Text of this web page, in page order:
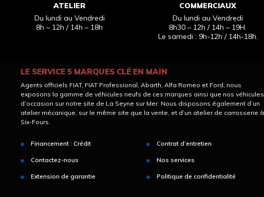
ATELIER
Du lundi au Vendredi
8h – 12h / 14h – 18h
COMMERCIAUX
Du lundi au Vendredi
8h30 – 12h / 14h – 19H.
Le samedi : 9h-12h / 14h-18h.
LE SERVICE 5 MARQUES CLÉ EN MAIN
Agents officiels FIAT, FIAT Professional, Abarth, Alfa Romeo et Ford, nous
exposons la gamme de véhicules neufs de ces marques ainsi que nos véhicules
d’occasion sur notre site de La Seyne sur Mer. Nous disposons également d’un
atelier mécanique, sur le même site que la vente, et d’un atelier de carrosserie à
Six-Fours.
Financement : Crédit Contrat d’entretien
Contactez-nous Nos services
Extension de garantie Politique de confidentialité